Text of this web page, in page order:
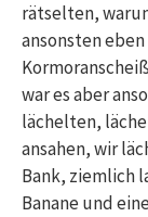
rätselten,
ansonsten
war es aber
lächelten,
ansahen, wir
Bank, ziemlich
Banane und